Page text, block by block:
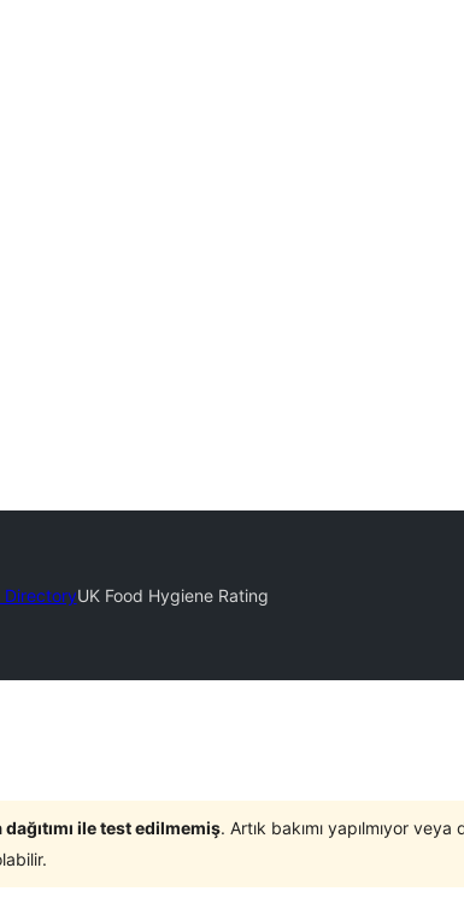
DirectoryUK Food Hygiene Rating
ile test edilmemiş. Artık bakımı yapılmıyor